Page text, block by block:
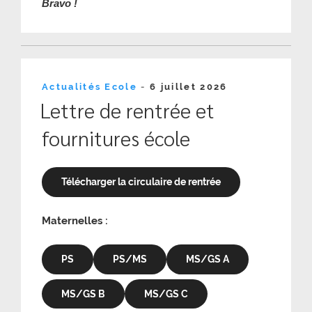
Bravo !
Actualités Ecole -Publié
6 juillet 2026
Lettre de rentrée et
fournitures école
Télécharger la circulaire de rentrée
Maternelles :
PS PS/MS MS/GS A
MS/GS B MS/GS C